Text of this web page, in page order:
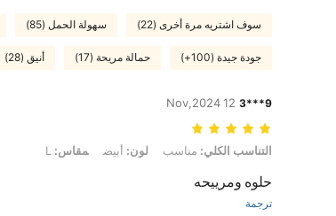
سوف اشتريه مرة أخرى (22) سهولة الحمل (85)
جودة جيدة (100+) حمالة مريحة (17) أنيق (28)
9***3
12 Nov,2024
التناسب الكلي: مناسب, لون: أبيض, مقاس: L
التناسب الكلي: مناسب لون: أبيض مقاس:
حلوه ومرييحه
ترجمة